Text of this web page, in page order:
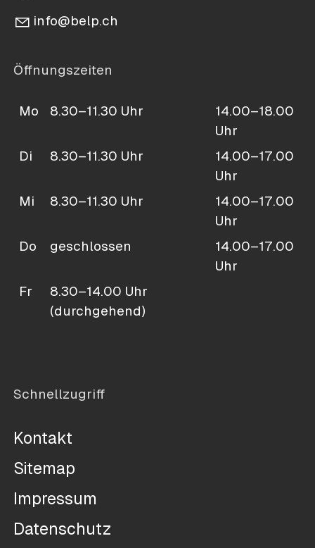
nf b lp ch
Öffnungszeiten
Mo 8.30–11.30 Uhr
14.00–18.00
Uhr
Di
8.30–11.30 Uhr
14.00–17.00
Uhr
Mi
8.30–11.30 Uhr
14.00–17.00
Uhr
Do
geschlossen
14.00–17.00
Uhr
Fr
8.30–14.00 Uhr
(durchgehend)
Schnellzugriff
Kontakt
Sitemap
Impressum
Datenschutz